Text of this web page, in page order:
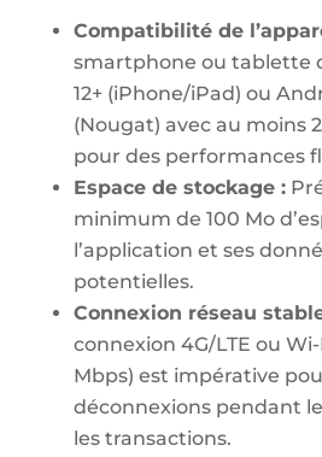
Compatibilité de
smartphone ou tablette
12+ (iPhone/iPad) ou
(Nougat) avec au moins
pour des performances
Espace de stockage :
minimum de 100 Mo
l’application et ses
potentielles.
Connexion réseau
connexion 4G/LTE ou
Mbps) est impérative
déconnexions pendant
les transactions.